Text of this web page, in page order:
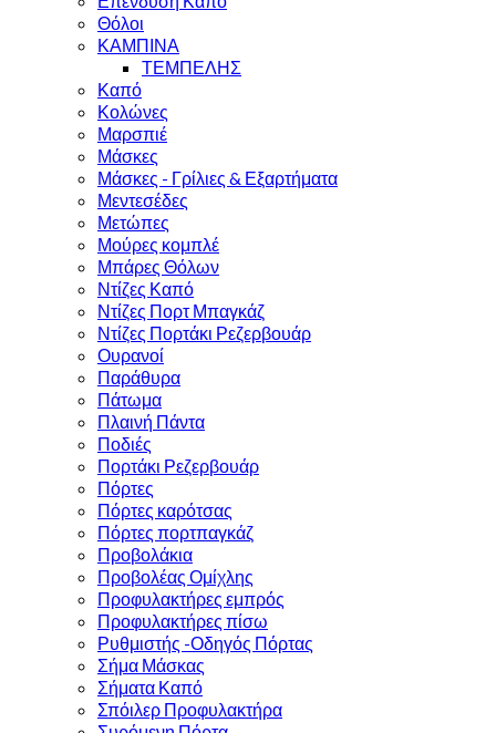
Θόλοι
ΚΑΜΠΙΝΑ
ΤΕΜΠΕΛΗΣ
Καπό
Κολώνες
Μαρσπιέ
Μάσκες
Μάσκες - Γρίλιες & Εξαρτήματα
Μεντεσέδες
Μετώπες
Μούρες κομπλέ
Μπάρες Θόλων
Ντίζες Καπό
Ντίζες Πορτ Μπαγκάζ
Ντίζες Πορτάκι Ρεζερβουάρ
Ουρανοί
Παράθυρα
Πάτωμα
Πλαινή Πάντα
Ποδιές
Πορτάκι Ρεζερβουάρ
Πόρτες
Πόρτες καρότσας
Πόρτες πορτπαγκάζ
Προβολάκια
Προβολέας Ομίχλης
Προφυλακτήρες εμπρός
Προφυλακτήρες πίσω
Ρυθμιστής -Οδηγός Πόρτας
Σήμα Μάσκας
Σήματα Καπό
Σπόιλερ Προφυλακτήρα